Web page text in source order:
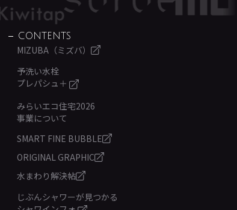
CONTENTS
MIZUBA（ミズバ）
予洗い水栓
プレパシュ＋
みらいエコ住宅2026
事業について
SMART FINE BUBBLE
ORIGINAL GRAPHIC
水まわり解決帖
じぶんシャワーが見つかる